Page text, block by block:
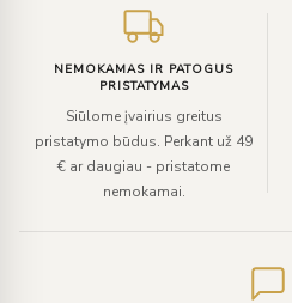
NEMOKAMAS IR PATOGUS
PRISTATYMAS
Siūlome įvairius greitus
pristatymo būdus. Perkant už 49
€ ar daugiau - pristatome
nemokamai.